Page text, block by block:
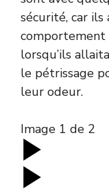
sécurité, car
comportement
lorsqu’ils
le pétrissage
leur odeur.
Image 1 de 2